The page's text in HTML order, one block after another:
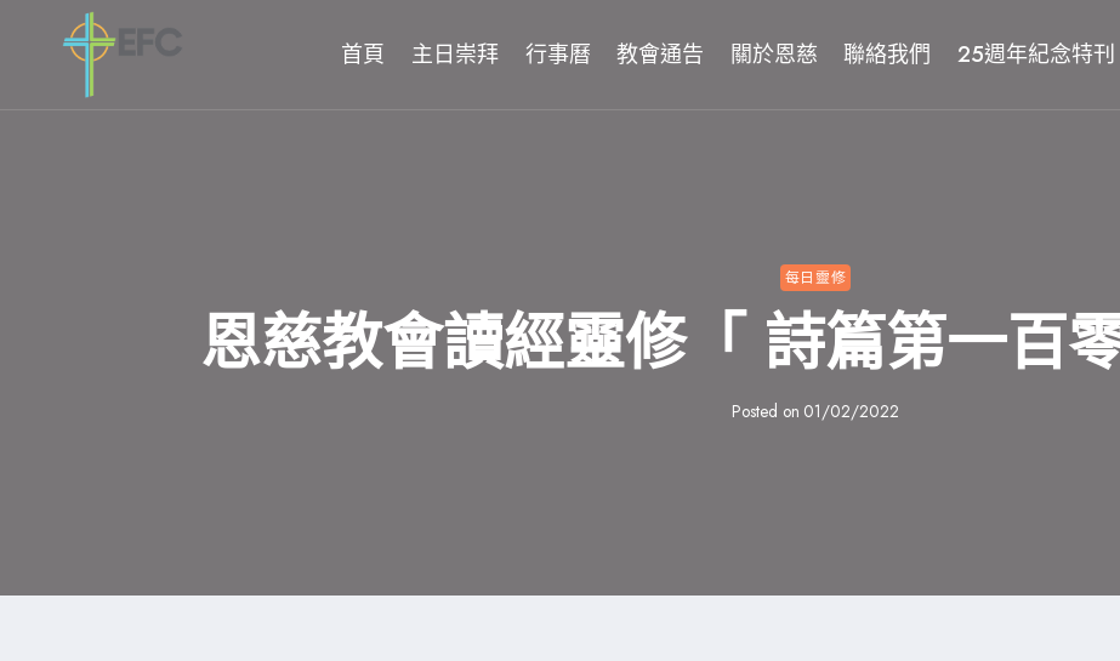
首頁 主日崇拜 行事曆 教會通告 關於恩慈 聯絡我們 25週年紀念特刊
每日靈修
恩慈教會讀經靈修「 詩篇第一百
Posted on 01/02/2022